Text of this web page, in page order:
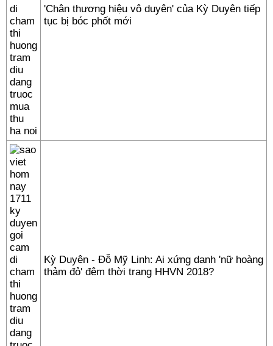
'Chân thương hiệu vô duyên' của Kỳ Duyên tiếp
tục bị bóc phốt mới
Kỳ Duyên - Đỗ Mỹ Linh: Ai xứng danh 'nữ hoàng
thảm đỏ' đêm thời trang HHVN 2018?